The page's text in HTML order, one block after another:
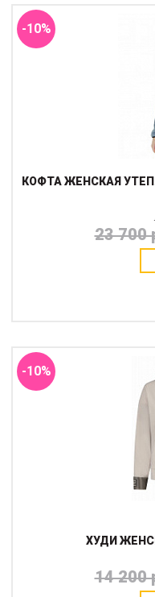
-10%
КОФТА ЖЕНСКАЯ
23 700
-10%
ХУДИ
14 200